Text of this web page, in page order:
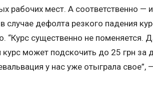
рабочих мест. А соответственно —
случае дефолта резкого падения
“Курс существенно не поменяется.
может подскочить до 25 грн за
у нас уже отыграла свое”,